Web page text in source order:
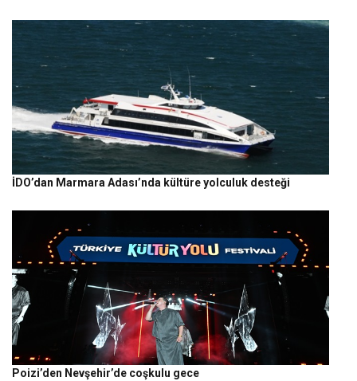
İDO’dan Marmara Adası’nda kültüre yolculuk desteği
Poizi’den Nevşehir’de coşkulu gece